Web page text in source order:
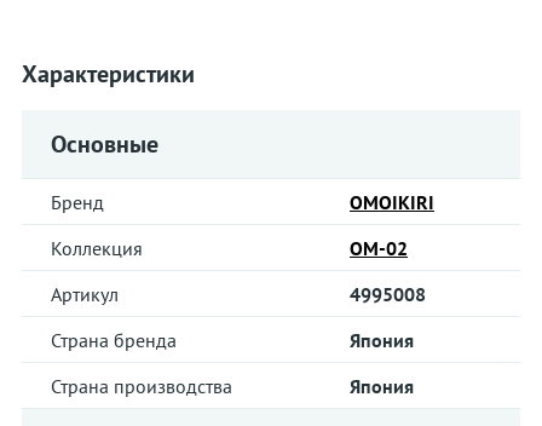
Характеристики
Основные
Бренд
OMOIKIRI
Коллекция
OM-02
Артикул
4995008
Страна бренда
Япония
Страна производства
Япония